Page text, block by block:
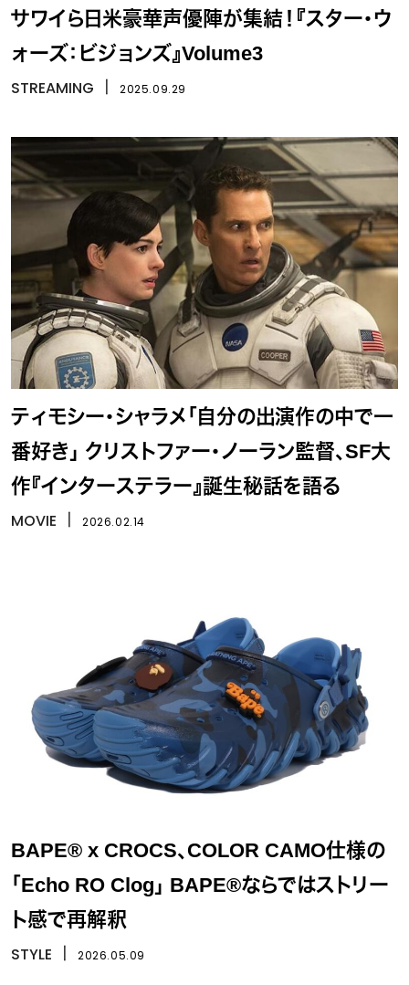
サワイら日米豪華声優陣が集結！『スター・ウ
ォーズ：ビジョンズ』Volume3
STREAMING 2025.09.29
ティモシー・シャラメ「自分の出演作の中で一
番好き」 クリストファー・ノーラン監督、SF大
作『インターステラー』誕生秘話を語る
MOVIE 2026.02.14
BAPE® x CROCS、COLOR CAMO仕様の
「Echo RO Clog」 BAPE®ならではストリー
ト感で再解釈
STYLE 2026.05.09